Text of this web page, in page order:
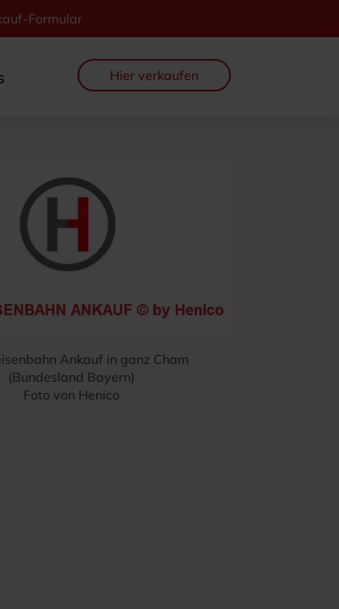
Formular
Hier verkaufen
Ankauf in ganz Cham
(Bundesland Bayern)
Foto von Henico